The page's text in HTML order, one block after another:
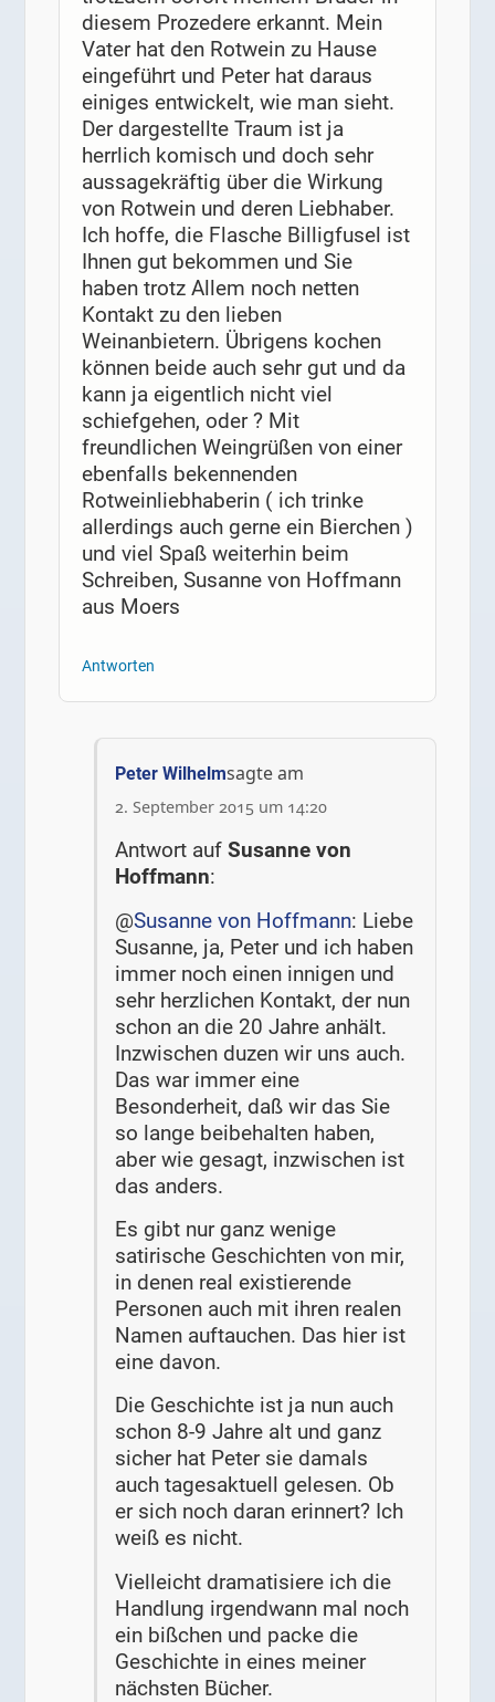
diesem Prozedere erkannt. Mein
Vater hat den Rotwein zu Hause
eingeführt und Peter hat daraus
einiges entwickelt, wie man sieht.
Der dargestellte Traum ist ja
herrlich komisch und doch sehr
aussagekräftig über die Wirkung
von Rotwein und deren Liebhaber.
Ich hoffe, die Flasche Billigfusel ist
Ihnen gut bekommen und Sie
haben trotz Allem noch netten
Kontakt zu den lieben
Weinanbietern. Übrigens kochen
können beide auch sehr gut und da
kann ja eigentlich nicht viel
schiefgehen, oder ? Mit
freundlichen Weingrüßen von einer
ebenfalls bekennenden
Rotweinliebhaberin ( ich trinke
allerdings auch gerne ein Bierchen )
und viel Spaß weiterhin beim
Schreiben, Susanne von Hoffmann
aus Moers
Antworten
Peter Wilhelmsagte am
2. September 2015 um 14:20
Antwort aufSusanne von
Hoffmann:
@Susanne von Hoffmann: Liebe
Susanne, ja, Peter und ich haben
immer noch einen innigen und
sehr herzlichen Kontakt, der nun
schon an die 20 Jahre anhält.
Inzwischen duzen wir uns auch.
Das war immer eine
Besonderheit, daß wir das Sie
so lange beibehalten haben,
aber wie gesagt, inzwischen ist
das anders.
Es gibt nur ganz wenige
satirische Geschichten von mir,
in denen real existierende
Personen auch mit ihren realen
Namen auftauchen. Das hier ist
eine davon.
Die Geschichte ist ja nun auch
schon 8-9 Jahre alt und ganz
sicher hat Peter sie damals
auch tagesaktuell gelesen. Ob
er sich noch daran erinnert? Ich
weiß es nicht.
Vielleicht dramatisiere ich die
Handlung irgendwann mal noch
ein bißchen und packe die
Geschichte in eines meiner
nächsten Bücher.